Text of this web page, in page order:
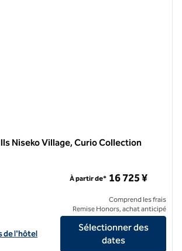
Niseko Village, Curio Collection
l'hôtel Hinode Hills Niseko Village, Curio
de l'hôtel
À partir de* 16 725 ¥
Comprend les frais
Remise Honors, achat anticipé
Sélectionner des
dates